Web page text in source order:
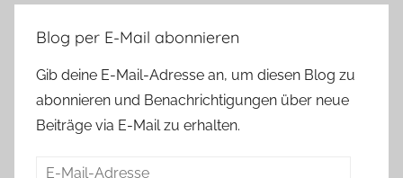
Blog per E-Mail abonnieren
Gib deine E-Mail-Adresse an, um diesen Blog zu
abonnieren und Benachrichtigungen über neue
Beiträge via E-Mail zu erhalten.
E-